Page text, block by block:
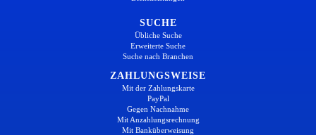
SUCHE
Übliche Suche
Erweiterte Suche
Suche nach Branchen
ZAHLUNGSWEISE
Mit der Zahlungskarte
PayPal
Gegen Nachnahme
Mit Anzahlungsrechnung
Mit Banküberweisung